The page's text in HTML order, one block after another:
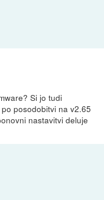
Si jo tudi
posodobitvi na v2.65
nastavitvi deluje